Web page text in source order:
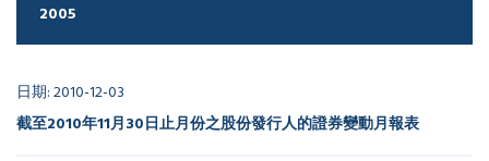
2005
日期: 2010-12-03
截至2010年11月30日止月份之股份發行人的證券變動月報表